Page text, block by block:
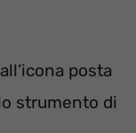
posta
strumento di